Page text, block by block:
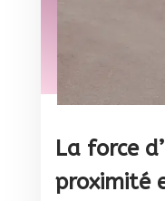
La force
proximité